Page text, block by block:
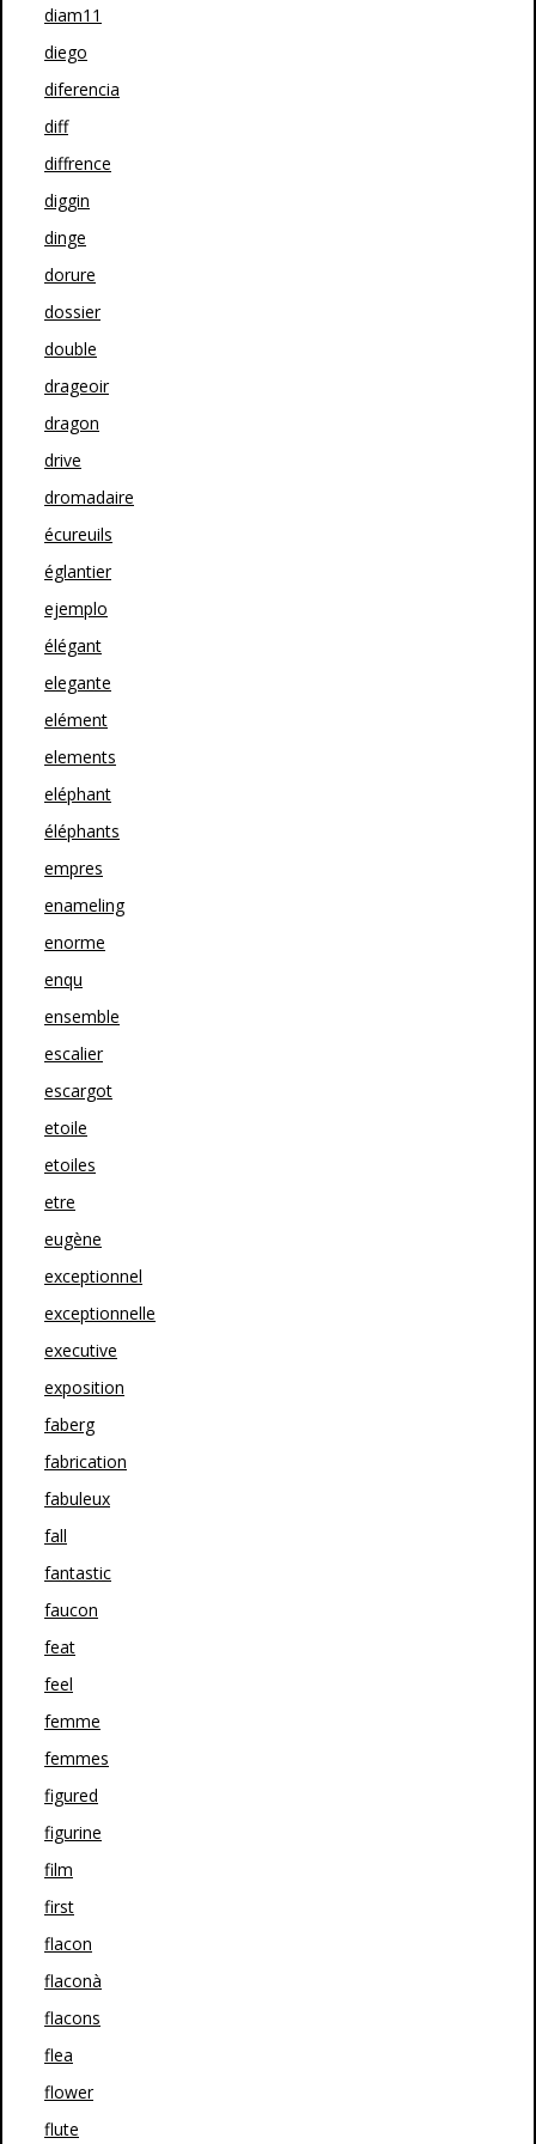
diam11
diego
diferencia
diff
diffrence
diggin
dinge
dorure
dossier
double
drageoir
dragon
drive
dromadaire
écureuils
églantier
ejemplo
élégant
elegante
elément
elements
eléphant
éléphants
empres
enameling
enorme
enqu
ensemble
escalier
escargot
etoile
etoiles
etre
eugène
exceptionnel
exceptionnelle
executive
exposition
faberg
fabrication
fabuleux
fall
fantastic
faucon
feat
feel
femme
femmes
figured
figurine
film
first
flacon
flaconà
flacons
flea
flower
flute